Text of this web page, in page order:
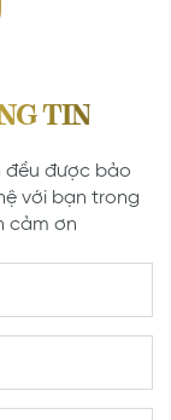
TIN
đều được bảo
với bạn trong
cảm ơn